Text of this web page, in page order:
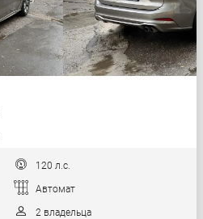
120 л.с.
Автомат
2 владельца